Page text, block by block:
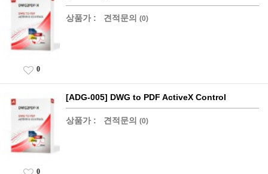
상품가 : 견적문의 (0)
0
[ADG-005] DWG to PDF ActiveX Control
상품가 : 견적문의 (0)
0